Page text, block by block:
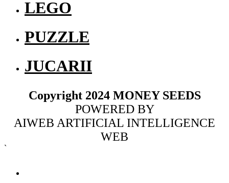
LEGO
PUZZLE
JUCARII
Copyright 2024 MONEY SEEDS
POWERED BY
AIWEB ARTIFICIAL INTELLIGENCE
WEB
`